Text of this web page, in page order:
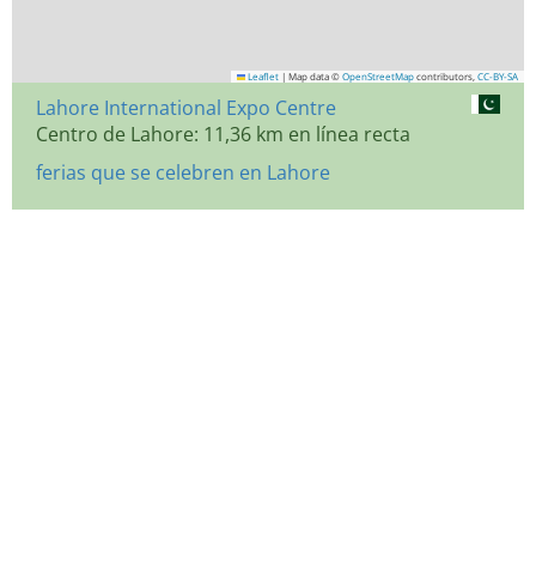
Leaflet | Map data © OpenStreetMap contributors, CC-BY-SA
Lahore International Expo Centre
Centro de Lahore: 11,36 km en línea recta
ferias que se celebren en Lahore